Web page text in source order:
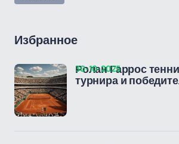
Избранное
Ролан Гаррос
турнира и
30-10-2025